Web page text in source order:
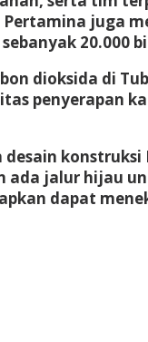
juga
20.000
dioksida di
penyerapan
jalur hijau
dapat